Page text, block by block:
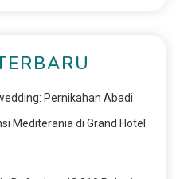
Pernikahan Abadi
Mediterania di Grand Hotel